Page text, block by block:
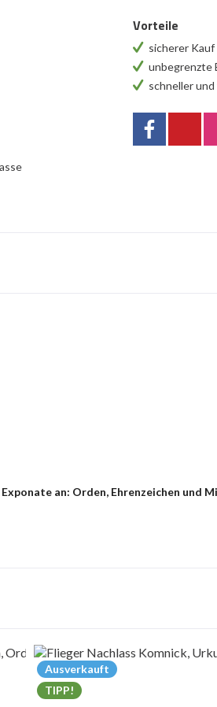
Vorteile
sicherer Kauf
unbegrenzte
schneller
an: Orden, Ehrenzeichen und
Ausverkauft
TIPP!